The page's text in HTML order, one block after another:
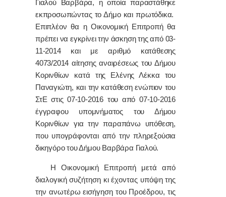
Γιαλού Βαρβάρα, η οποία παραστάθηκε
εκπροσωπώντας το Δήμο και πρωτόδικα.
Επιπλέον θα η Οικονομική Επιτροπή θα
πρέπει να εγκρίνει την άσκηση της από 03-
11-2014 και με αριθμό κατάθεσης
4073/2014 αίτησης αναιρέσεως του Δήμου
Κορινθίων κατά της Ελένης Λέκκα του
Παναγιώτη, και την κατάθεση ενώπιον του
ΣτΕ στις 07-10-2016 του από 07-10-2016
έγγραφου υπομνήματος του Δήμου
Κορινθίων για την παραπάνω υπόθεση,
που υπογράφονται από την πληρεξούσια
δικηγόρο του Δήμου Βαρβάρα Γιαλού.
Η Οικονομική Επιτροπή μετά από
διαλογική συζήτηση κι έχοντας υπόψη της
την ανωτέρω εισήγηση του Προέδρου, τις